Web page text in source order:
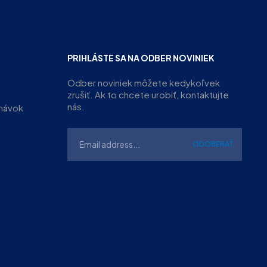
PRIHLÁSTE SA NA ODBER NOVINIEK
Odber noviniek môžete kedykoľvek
zrušiť. Ak to chcete urobiť, kontaktujte
nás.
ODOBERAŤ